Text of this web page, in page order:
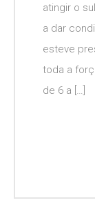
atingir o
a dar
esteve
toda a
de 6 a […]